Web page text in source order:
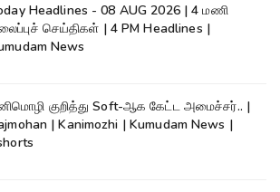
Headlines - 08 AUG 2026 | 4 மணி
செய்திகள் | 4 PM Headlines |
News
குறித்து Soft-ஆக கேட்ட அமைச்சர்.. |
| Kanimozhi | Kumudam News |